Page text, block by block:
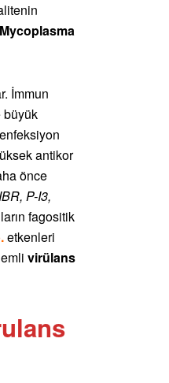
Mycoplasma
İmmun
büyük
antikor
önce
P-I3,
fagositik
etkenleri
virülans